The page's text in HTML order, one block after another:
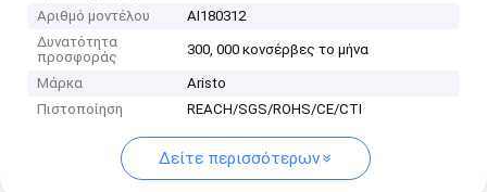
Αριθμό μοντέλου
AI180312
Δυνατότητα
προσφοράς
300, 000 κονσέρβες το μήνα
Μάρκα
Aristo
Πιστοποίηση
REACH/SGS/ROHS/CE/CTI
Δείτε περισσότερων